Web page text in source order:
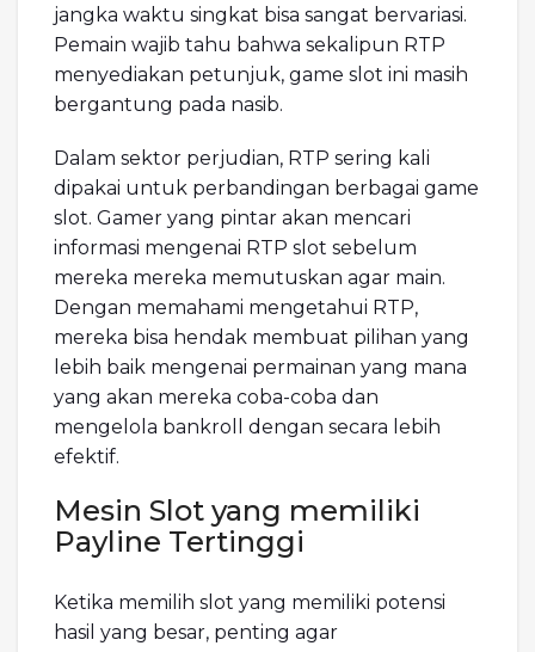
jangka waktu singkat bisa sangat bervariasi.
Pemain wajib tahu bahwa sekalipun RTP
menyediakan petunjuk, game slot ini masih
bergantung pada nasib.
Dalam sektor perjudian, RTP sering kali
dipakai untuk perbandingan berbagai game
slot. Gamer yang pintar akan mencari
informasi mengenai RTP slot sebelum
mereka mereka memutuskan agar main.
Dengan memahami mengetahui RTP,
mereka bisa hendak membuat pilihan yang
lebih baik mengenai permainan yang mana
yang akan mereka coba-coba dan
mengelola bankroll dengan secara lebih
efektif.
Mesin Slot yang memiliki
Payline Tertinggi
Ketika memilih slot yang memiliki potensi
hasil yang besar, penting agar